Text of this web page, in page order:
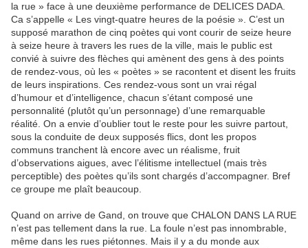
la rue » face à une deuxième performance de DELICES DADA.
Ca s’appelle « Les vingt-quatre heures de la poésie ». C’est un
supposé marathon de cinq poètes qui vont courir de seize heure
à seize heure à travers les rues de la ville, mais le public est
convié à suivre des flèches qui amènent des gens à des points
de rendez-vous, où les « poètes » se racontent et disent les fruits
de leurs inspirations. Ces rendez-vous sont un vrai régal
d’humour et d’intelligence, chacun s’étant composé une
personnalité (plutôt qu’un personnage) d’une remarquable
réalité. On a envie d’oublier tout le reste pour les suivre partout,
sous la conduite de deux supposés flics, dont les propos
communs tranchent là encore avec un réalisme, fruit
d’observations aigues, avec l’élitisme intellectuel (mais très
perceptible) des poètes qu’ils sont chargés d’accompagner. Bref
ce groupe me plaît beaucoup.
Quand on arrive de Gand, on trouve que CHALON DANS LA RUE
n’est pas tellement dans la rue. La foule n’est pas innombrable,
même dans les rues piétonnes. Mais il y a du monde aux